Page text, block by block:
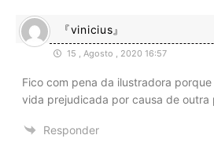
『vinicius』
15 , Agosto , 2020 16:57
Fico com pena da ilustradora
vida prejudicada por causa de outra
Responder